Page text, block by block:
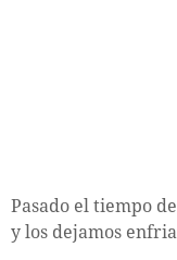
Pasado el tiempo
y los dejamos